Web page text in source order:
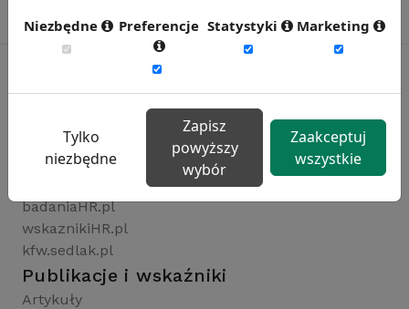
Rynekpracy.pl
sedlak.pl
wynagrodzenia.pl
raportyplacowe.pl
badaniaHR.pl
wskaznikiHR.pl
kfw.sedlak.pl
Publikacje i wskaźniki
Artykuły
Niezbędne Preferencje Statystyki Marketing
Tylko
niezbędne
Zapisz
powyższy
wybór
Zaakceptuj
wszystkie